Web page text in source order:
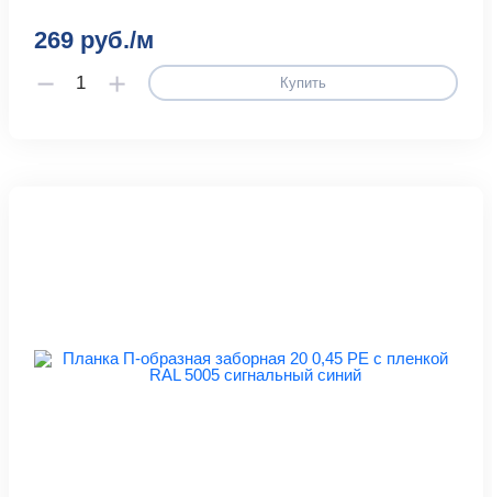
269 руб./м
Купить